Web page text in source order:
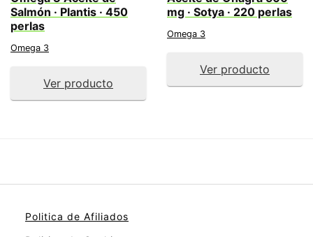
Salmón · Plantis · 450
perlas
Omega 3
Ver producto
mg · Sotya · 220 perlas
Omega 3
Ver producto
Politica de Afiliados